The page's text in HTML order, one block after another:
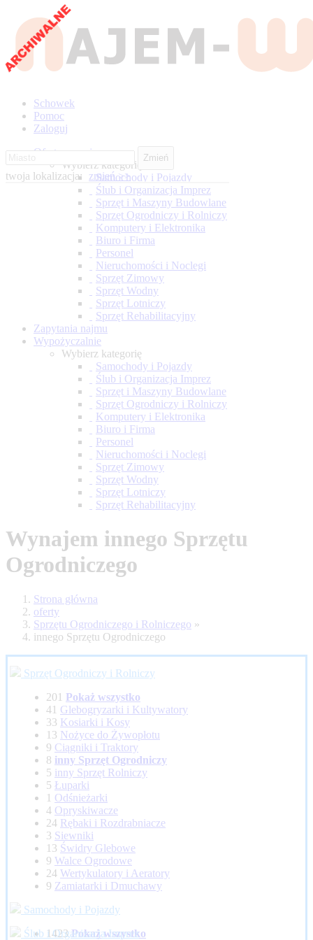
Schowek
Pomoc
Zaloguj
Zmień
twoja lokalizacja: zmień >>
Oferty wynajmu
Wybierz kategorię
Samochody i Pojazdy
Ślub i Organizacja Imprez
Sprzęt i Maszyny Budowlane
Sprzęt Ogrodniczy i Rolniczy
Komputery i Elektronika
Biuro i Firma
Personel
Nieruchomości i Noclegi
Sprzęt Zimowy
Sprzęt Wodny
Sprzęt Lotniczy
Sprzęt Rehabilitacyjny
Zapytania najmu
Wypożyczalnie
Wybierz kategorię
Samochody i Pojazdy
Ślub i Organizacja Imprez
Sprzęt i Maszyny Budowlane
Sprzęt Ogrodniczy i Rolniczy
Komputery i Elektronika
Biuro i Firma
Personel
Nieruchomości i Noclegi
Sprzęt Zimowy
Sprzęt Wodny
Sprzęt Lotniczy
Sprzęt Rehabilitacyjny
Wynajem innego Sprzętu
Ogrodniczego
Strona główna
oferty
Sprzętu Ogrodniczego i Rolniczego »
innego Sprzętu Ogrodniczego
Sprzęt Ogrodniczy i Rolniczy
201 Pokaż wszystko
41 Glebogryzarki i Kultywatory
33 Kosiarki i Kosy
13 Nożyce do Żywopłotu
9 Ciągniki i Traktory
8 inny Sprzęt Ogrodniczy
5 inny Sprzęt Rolniczy
5 Łuparki
1 Odśnieżarki
4 Opryskiwacze
24 Rębaki i Rozdrabniacze
3 Siewniki
13 Świdry Glebowe
9 Walce Ogrodowe
24 Wertykulatory i Aeratory
9 Zamiatarki i Dmuchawy
Samochody i Pojazdy
1423 Pokaż wszystko
Ślub i Organizacja Imprez